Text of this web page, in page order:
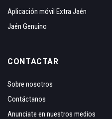
Aplicación móvil Extra Jaén
Jaén Genuino
CONTACTAR
Sobre nosotros
Contáctanos
Anunciate en nuestros medios